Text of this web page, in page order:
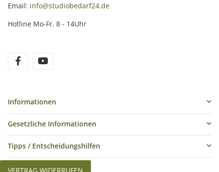
Email: info@studiobedarf24.de
Hotline Mo-Fr. 8 - 14Uhr
Informationen
Gesetzliche Informationen
Tipps / Entscheidungshilfen
VERTRAG WIDERRUFEN